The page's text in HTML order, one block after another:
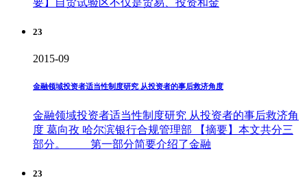
23
2015-09
金融领域投资者适当性制度研究 从投资者的事后救济角度
金融领域投资者适当性制度研究 从投资者的事后救济角
度 葛向孜 哈尔滨银行合规管理部 【摘要】本文共分三
部分。 第一部分简要介绍了金融
23